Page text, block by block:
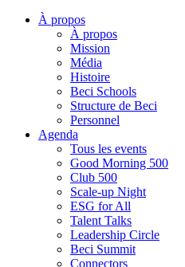
À propos
À propos
Mission
Média
Histoire
Beci Schools
Structure de Beci
Personnel
Agenda
Tous les events
Good Morning 500
Club 500
Scale-up Night
ESG for All
Talent Talks
Leadership Circle
Beci Summit
Connectors